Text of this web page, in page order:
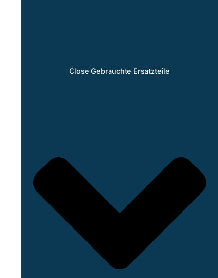
Close Gebrauchte Ersatzteile